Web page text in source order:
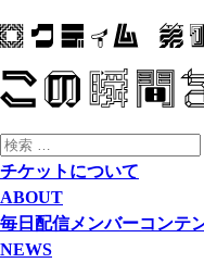
チケットについて
ABOUT
毎日配信メンバーコンテ
NEWS